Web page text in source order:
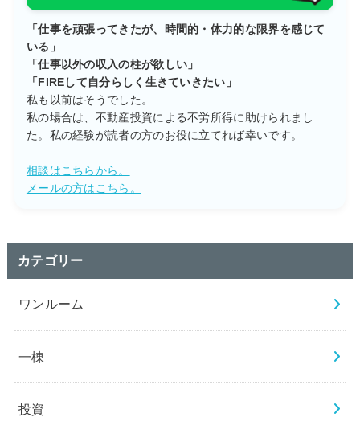
「仕事を頑張ってきたが、時間的・体力的な限界を感じて
いる」
「仕事以外の収入の柱が欲しい」
「FIREして自分らしく生きていきたい」
私も以前はそうでした。
私の場合は、不動産投資による不労所得に助けられまし
た。私の経験が読者の方のお役に立てれば幸いです。
相談はこちらから。
メールの方はこちら。
カテゴリー
ワンルーム
一棟
投資